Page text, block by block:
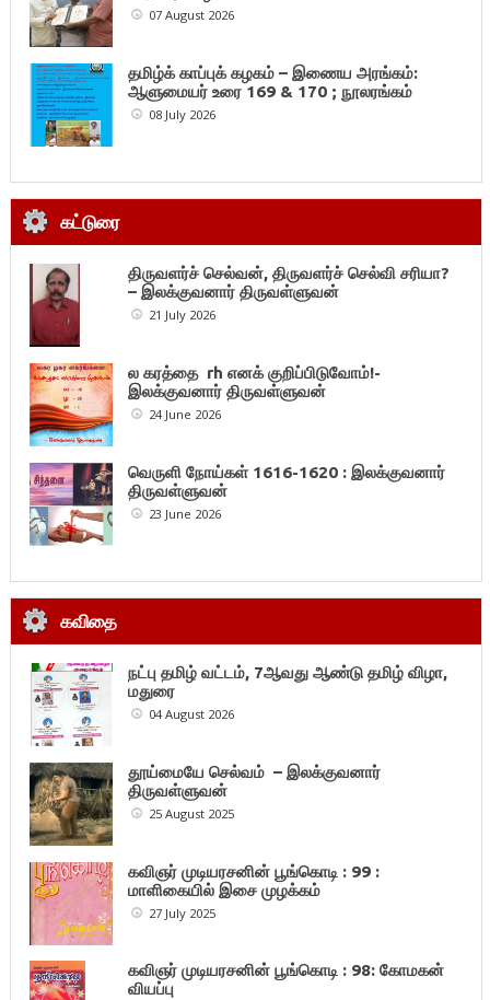
07 August 2026
தமிழ்க் காப்புக் கழகம் – இணைய அரங்கம்:
ஆளுமையர் உரை 169 & 170 ; நூலரங்கம்
08 July 2026
கட்டுரை
திருவளர்ச் செல்வன், திருவளர்ச் செல்வி சரியா?
– இலக்குவனார் திருவள்ளுவன்
21 July 2026
ல கரத்தை rh எனக் குறிப்பிடுவோம்!-
இலக்குவனார் திருவள்ளுவன்
24 June 2026
வெருளி நோய்கள் 1616-1620 : இலக்குவனார்
திருவள்ளுவன்
23 June 2026
கவிதை
நட்பு தமிழ் வட்டம், 7ஆவது ஆண்டு தமிழ் விழா,
மதுரை
04 August 2026
தூய்மையே செல்வம் – இலக்குவனார்
திருவள்ளுவன்
25 August 2025
கவிஞர் முடியரசனின் பூங்கொடி : 99 :
மாளிகையில் இசை முழக்கம்
27 July 2025
கவிஞர் முடியரசனின் பூங்கொடி : 98: கோமகன்
வியப்பு